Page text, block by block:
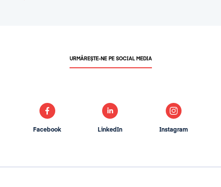
URMĂREȘTE-NE PE SOCIAL MEDIA
Facebook LinkedIn Instagram